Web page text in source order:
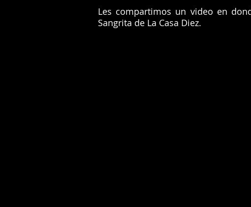
Les compartimos un video en
Sangrita de La Casa Diez.